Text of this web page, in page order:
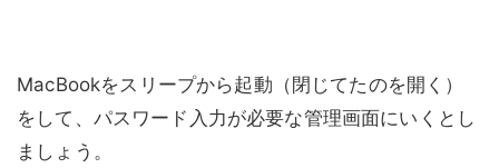
MacBookをスリープから起動（閉じてたのを開く）
をして、パスワード入力が必要な管理画面にいくとし
ましょう。